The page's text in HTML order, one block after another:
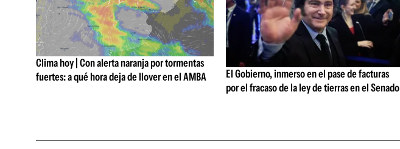
Clima hoy | Con alerta naranja por tormentas
fuertes: a qué hora deja de llover en el AMBA
El Gobierno, inmerso en el pase de facturas
por el fracaso de la ley de tierras en el Senado